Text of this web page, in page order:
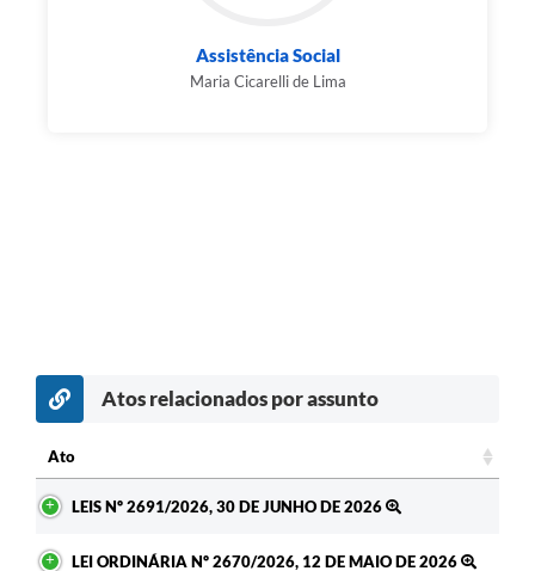
Assistência Social
Maria Cicarelli de Lima
Atos relacionados por assunto
Ato
LEIS Nº 2691/2026, 30 DE JUNHO DE 2026
LEI ORDINÁRIA Nº 2670/2026, 12 DE MAIO DE 2026